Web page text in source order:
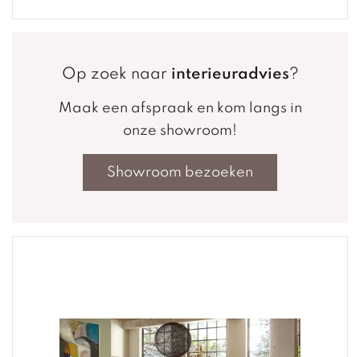
Op zoek naar interieuradvies?
Maak een afspraak en kom langs in
onze showroom!
Showroom bezoeken